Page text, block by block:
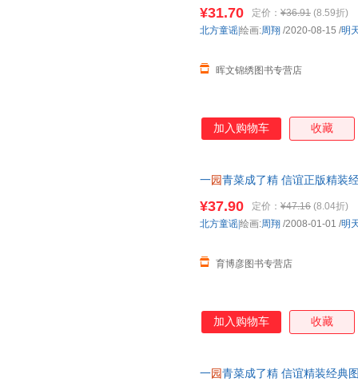
¥31.70 定价： ¥36.91 (8.59折)
晖文锦绣图书专营店
北方童谣|绘画:周翔 /2020-08-15 /明
加入购物车 收藏
一园 青菜成了精 信谊正版精装
¥37.90 定价： ¥47.16 (8.04折)
育博彦图书专营店
北方童谣|绘画:周翔 /2008-01-01 /明
加入购物车 收藏
一园 青菜成了精 信谊精装经典